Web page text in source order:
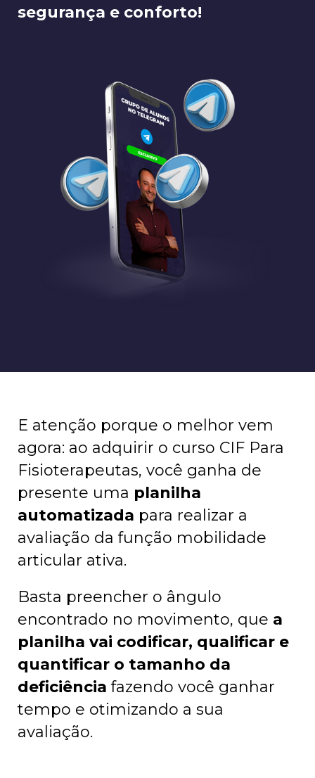
segurança e conforto!
E atenção porque o melhor vem
agora: ao adquirir o curso CIF Para
Fisioterapeutas, você ganha de
presente uma planilha
automatizada para realizar a
avaliação da função mobilidade
articular ativa.
Basta preencher o ângulo
encontrado no movimento, que a
planilha vai codificar, qualificar e
quantificar o tamanho da
deficiência fazendo você ganhar
tempo e otimizando a sua
avaliação.